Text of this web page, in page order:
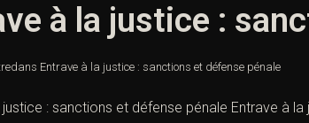
à la justice :
dans Entrave à la justice : sanctions et défense pénale
justice : sanctions et défense pénale Entrave à